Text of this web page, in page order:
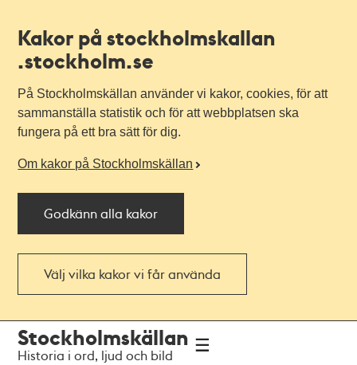
Kakor på stockholmskallan
.stockholm.se
På Stockholmskällan använder vi kakor, cookies, för att
sammanställa statistik och för att webbplatsen ska
fungera på ett bra sätt för dig.
Om kakor på Stockholmskällan
Godkänn alla kakor
Välj vilka kakor vi får använda
navigationen
huvudinnehållet
Stockholmskällan
Historia i ord, ljud och bild